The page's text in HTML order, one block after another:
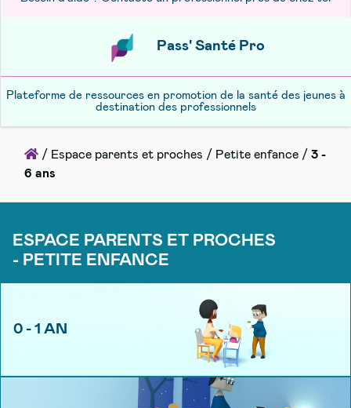
Pass' Santé Pro
Plateforme de ressources en promotion de la santé des jeunes à
destination des professionnels
Accueil
/ Espace parents et proches / Petite enfance / 3 -
6 ans
ESPACE PARENTS ET PROCHES
- PETITE ENFANCE
0 - 1 AN